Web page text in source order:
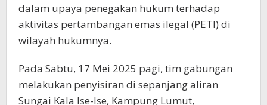
dalam upaya penegakan hukum terhadap
aktivitas pertambangan emas ilegal (PETI) di
wilayah hukumnya.
Pada Sabtu, 17 Mei 2025 pagi, tim gabungan
melakukan penyisiran di sepanjang aliran
Sungai Kala Ise-Ise, Kampung Lumut,